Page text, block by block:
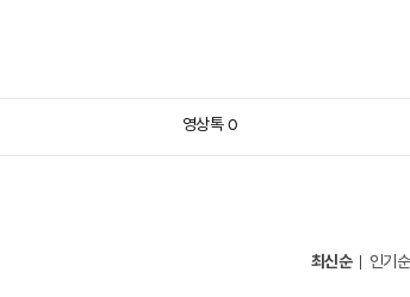
영상톡 0
최신순 인기순